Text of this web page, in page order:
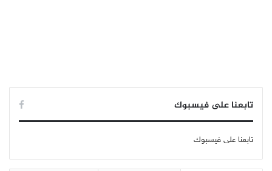
تابعنا على فيسبوك
تابعنا على فيسبوك